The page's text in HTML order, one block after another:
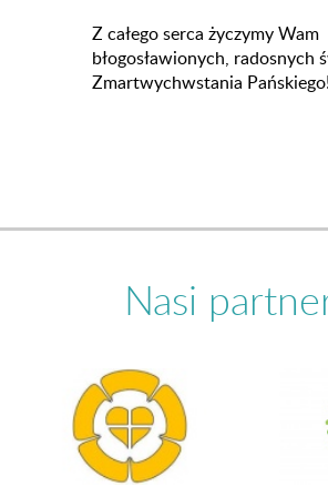
Z całego serca życzymy Wam
błogosławionych, radosnych
Zmartwychwstania Pańskiego!
Nasi